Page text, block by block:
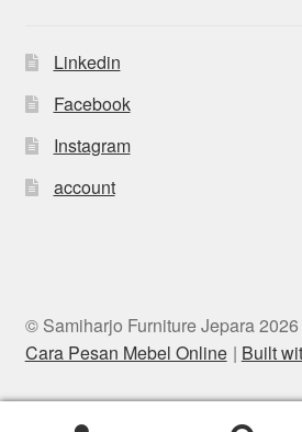
Linkedin
Facebook
Instagram
account
© Samiharjo Furniture Jepara 2026
Cara Pesan Mebel Online
Built